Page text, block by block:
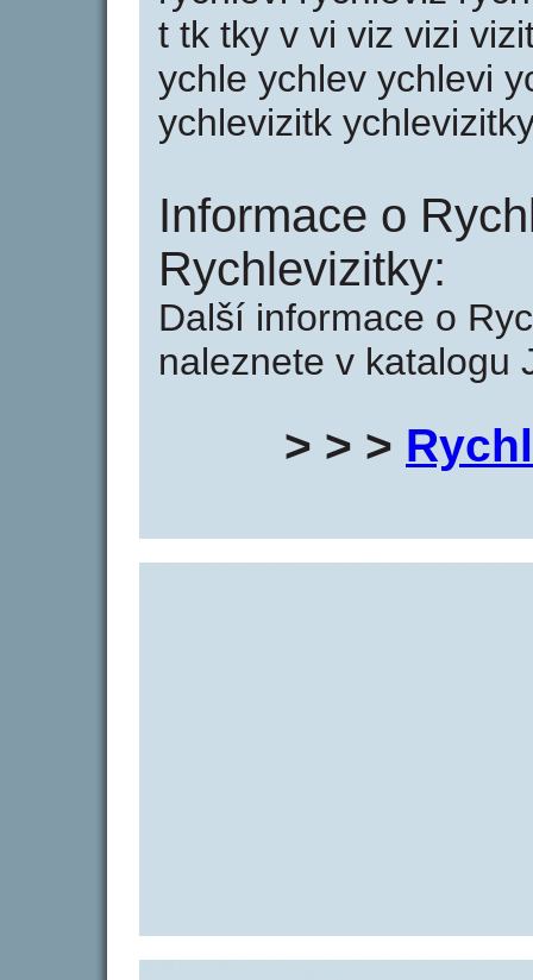
t tk tky v vi viz vizi
ychle ychlev ychlevi
ychlevizitk
Informace o
Rychlevizitky:
Další informace o
naleznete v katalogu
> > >